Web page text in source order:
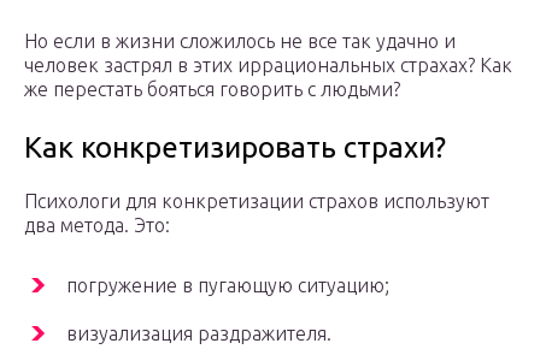
Но если в жизни сложилось не все так удачно и
человек застрял в этих иррациональных страхах? Как
же перестать бояться говорить с людьми?
Как конкретизировать страхи?
Психологи для конкретизации страхов используют
два метода. Это:
погружение в пугающую ситуацию;
визуализация раздражителя.